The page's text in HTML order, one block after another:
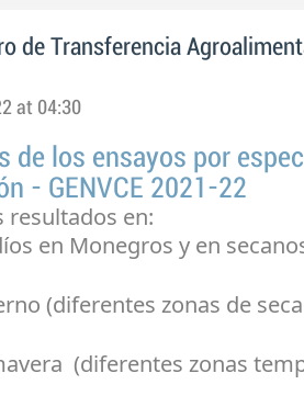
de Transferencia
at 04:30
de los ensayos por
- GENVCE 2021-22
resultados en:
en Monegros y en
(diferentes zonas de
(diferentes zonas